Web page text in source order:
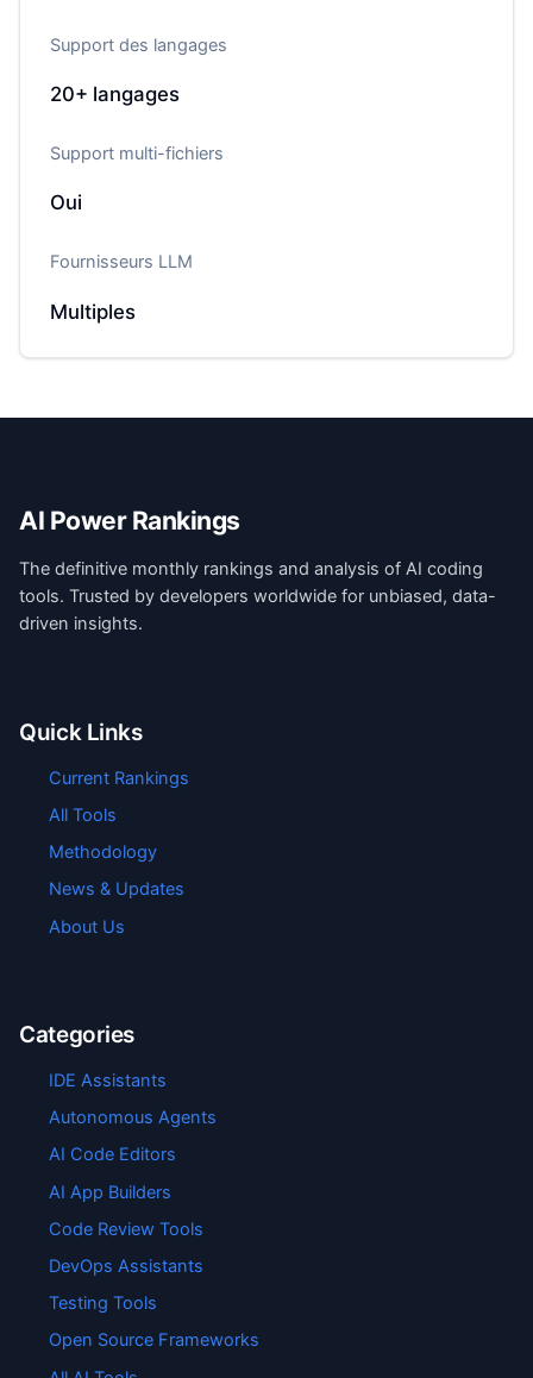
Support des langages
20+ langages
Support multi-fichiers
Oui
Fournisseurs LLM
Multiples
AI Power Rankings
The definitive monthly rankings and analysis of AI coding
tools. Trusted by developers worldwide for unbiased, data-
driven insights.
Quick Links
Current Rankings
All Tools
Methodology
News & Updates
About Us
Categories
IDE Assistants
Autonomous Agents
AI Code Editors
AI App Builders
Code Review Tools
DevOps Assistants
Testing Tools
Open Source Frameworks